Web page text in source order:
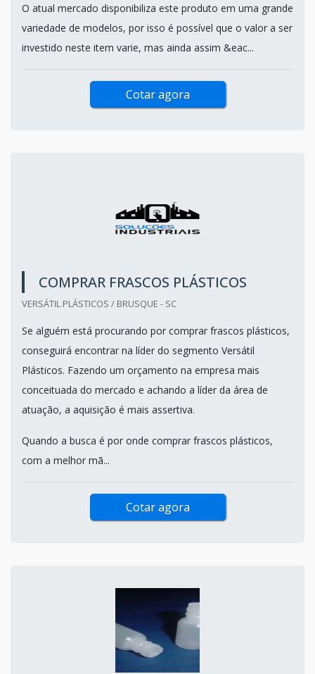
O atual mercado disponibiliza este produto em uma grande
variedade de modelos, por isso é possível que o valor a ser
investido neste item varie, mas ainda assim &eac...
Cotar agora
COMPRAR FRASCOS PLÁSTICOS
VERSÁTIL PLÁSTICOS / BRUSQUE - SC
Se alguém está procurando por comprar frascos plásticos,
conseguirá encontrar na líder do segmento Versátil
Plásticos. Fazendo um orçamento na empresa mais
conceituada do mercado e achando a líder da área de
atuação, a aquisição é mais assertiva.
Quando a busca é por onde comprar frascos plásticos,
com a melhor mã...
Cotar agora